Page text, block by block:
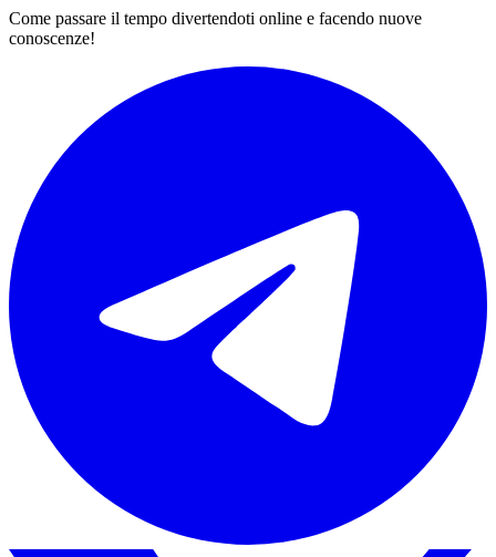
Come passare il tempo divertendoti online e facendo nuove
conoscenze!